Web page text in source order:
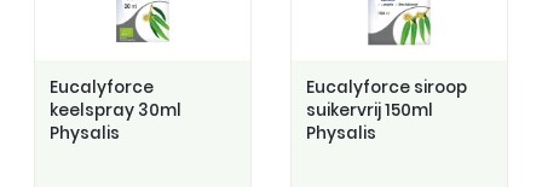
Eucalyforce
keelspray 30ml
Physalis
Eucalyforce siroop
suikervrij 150ml
Physalis